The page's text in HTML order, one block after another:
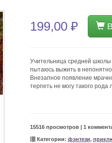
199,00 ₽ В
Учительница средней
пытаюсь выжить в
Внезапное появление
терпеть не могу такого рода
15516 просмотров | 1
Категории: фэнтези,